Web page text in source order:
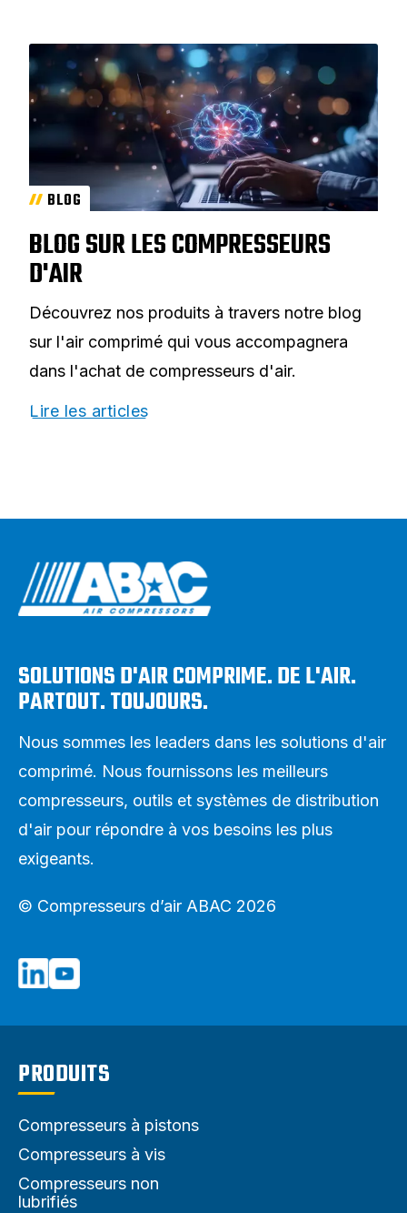
BLOG
BLOG SUR LES COMPRESSEURS
D'AIR
Découvrez nos produits à travers notre blog
sur l'air comprimé qui vous accompagnera
dans l'achat de compresseurs d'air.
Lire les articles
SOLUTIONS D'AIR COMPRIME. DE L'AIR.
PARTOUT. TOUJOURS.
Nous sommes les leaders dans les solutions d'air
comprimé. Nous fournissons les meilleurs
compresseurs, outils et systèmes de distribution
d'air pour répondre à vos besoins les plus
exigeants.
© Compresseurs d’air ABAC 2026
PRODUITS
Compresseurs à pistons
Compresseurs à vis
Compresseurs non
lubrifiés